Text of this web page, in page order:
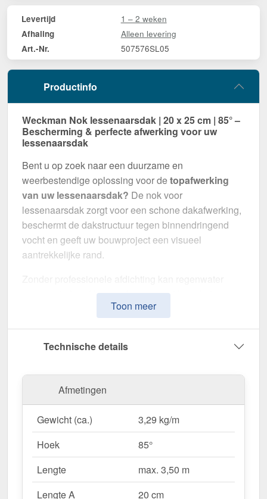
Levertijd 1 – 2 weken
Afhaling Alleen levering
Art.-Nr. 507576SL05
Productinfo
Weckman Nok lessenaarsdak | 20 x 25 cm | 85° –
Bescherming & perfecte afwerking voor uw
lessenaarsdak
Bent u op zoek naar een duurzame en
weerbestendige oplossing voor detopafwerking
van uw lessenaarsdak? De nok voor
lessenaarsdak zorgt voor een schone dakafwerking,
beschermt de dakstructuur tegen binnendringend
vocht en geeft uw bouwproject een visueel
aantrekkelijke rand.
ongecontroleerd binnendringen, met langdurige
schade aan de dakstructuur en gevel tot gevolg. Dit
stabiliseren. Het maakt indruk met zijn eenvoudige
Gemaakt vanStaalmet een
mm, biedt dit zetwerk een hoge stabiliteit. Delengte
van max. 3,50 m
kunt u deze gemakkelijk aan uw
coatingin Antracietgrijs (RAL 7016)
materiaal permanent beschermd tegen corrosie.
Toon meer
Technische details
Afmetingen
Gewicht (ca.)
3,29 kg/m
Hoek
85°
Lengte
max. 3,50 m
Lengte A
20 cm